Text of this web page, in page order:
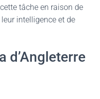
tâche en raison de
intelligence et de
d’Angleterre